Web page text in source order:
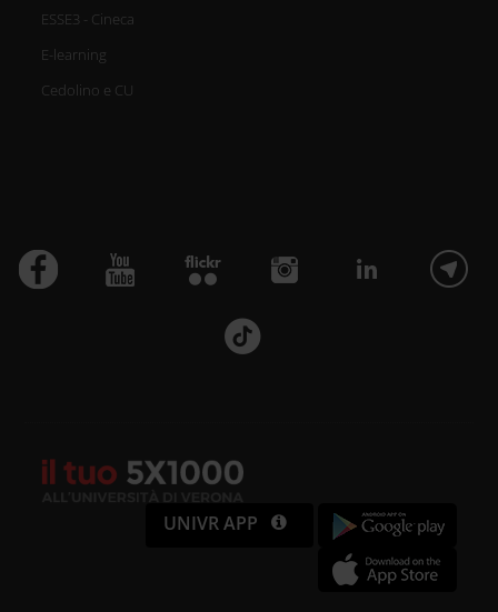
ESSE3 - Cineca
E-learning
Cedolino e CU
UNIVR APP